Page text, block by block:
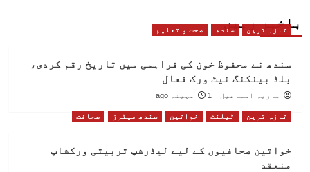
باخبر رہیں
تازہ ترین سندھ صحت و تعلیم
سندھ نے محفوظ خون کی فراہمی میں تاریخ رقم کردی،
بلڈ بینکنگ نیٹ ورک فعال
ماریہ اسماعیل 1 مہینہ ago
تازہ ترین ٹیلنٹ خواتین سندھ میٹرز صحافت
خواتین صحافیوں کے لیے لیڈرشپ تربیتی ورکشاپ
منعقد